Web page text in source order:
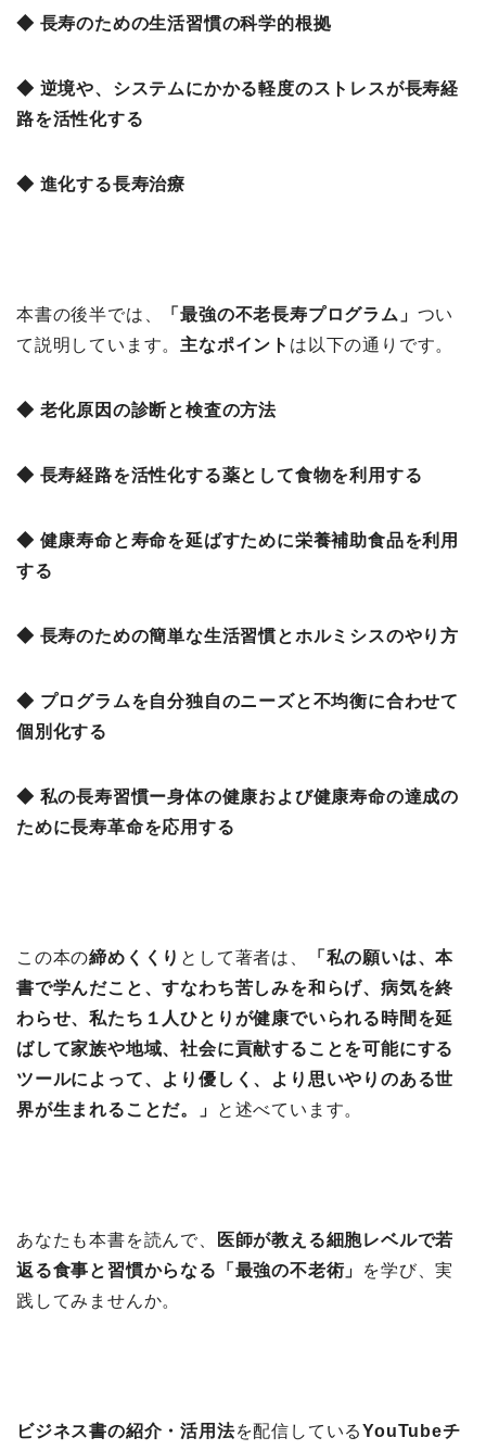
◆ 長寿のための生活習慣の科学的根拠
◆ 逆境や、システムにかかる軽度のストレスが長寿経
路を活性化する
◆ 進化する長寿治療
本書の後半では、 「最強の不老長寿プログラム 」 つい
て説明しています。 主なポイント は以下の通りです。
◆ 老化原因の診断と検査の方法
◆ 長寿経路を活性化する薬として食物を利用する
◆ 健康寿命と寿命を延ばすために栄養補助食品を利用
する
◆ 長寿のための簡単な生活習慣とホルミシスのやり方
◆ プログラムを自分独自のニーズと不均衡に合わせて
個別化する
◆ 私の長寿習慣ー身体の健康および健康寿命の達成の
ために長寿革命を応用する
この本の締めくくり として著者は、
「私の願いは、本
書で学んだこと、すなわち苦しみを和らげ、病気を終
わらせ、私たち１人ひとりが健康でいられる時間を延
ばして家族や地域、社会に貢献することを可能にする
ツールによって、より優しく、より思いやりのある世
界が生まれることだ。」
と述べています。
あなたも本書を読んで、
医師が教える細胞レベルで若
返る食事と習慣からなる「最強の不老術」
を学び、実
践してみませんか。
ビジネス書の紹介・活用法を配信しているYouTubeチ